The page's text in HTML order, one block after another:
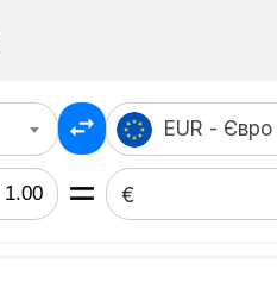
EUR - Євро
€